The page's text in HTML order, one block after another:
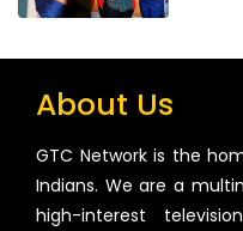
About Us
GTC Network is the
Indians. We are a
high-interest